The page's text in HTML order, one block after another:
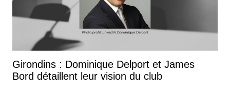
Girondins : Dominique Delport et James
Bord détaillent leur vision du club